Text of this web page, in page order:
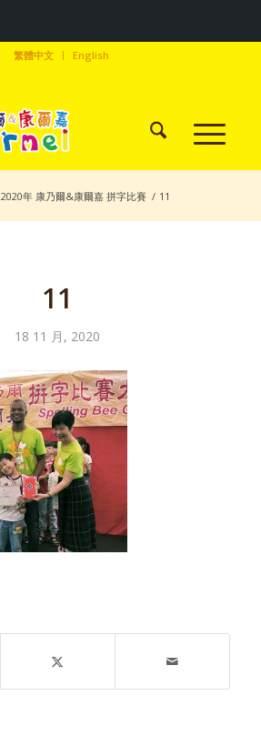
繁體中文 English
2020年 康乃爾&康爾嘉 拼字比賽 / 11
11
18 11 月, 2020